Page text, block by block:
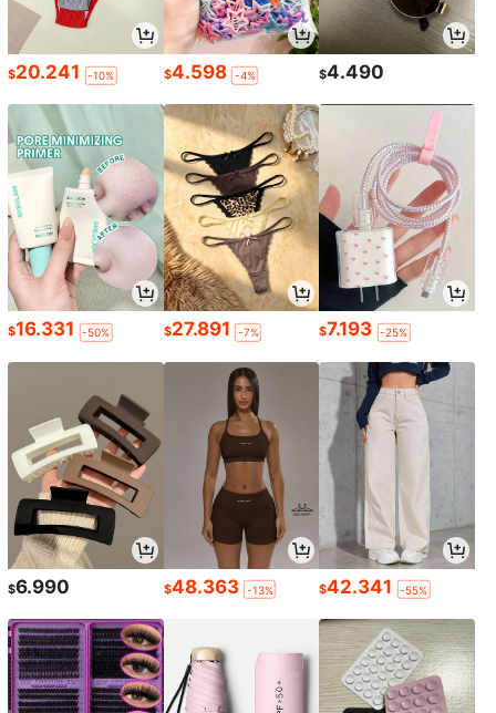
$20.241 -10% $4.598 -4% $4.490
$16.331 -50% $27.891 -7% $7.193 -25%
$6.990 $48.363 -13% $42.341 -55%